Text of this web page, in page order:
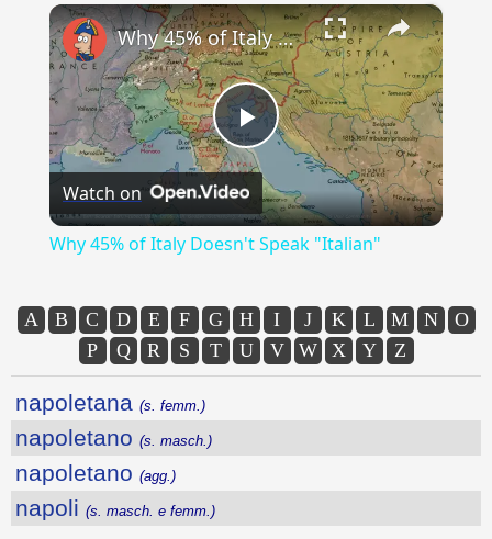
Play Unmute Fullscreen ×
Play
Video
Why 45% of Italy Doesn't Speak "Italian"
Watch on
Why 45% of Italy Doesn't Speak "Italian"
A B C D E F G H I J K L M N
O
P
Q R S T U V W X Y Z
napoletana (s. femm.)
napoletano (s. masch.)
napoletano (agg.)
napoli (s. masch. e femm.)